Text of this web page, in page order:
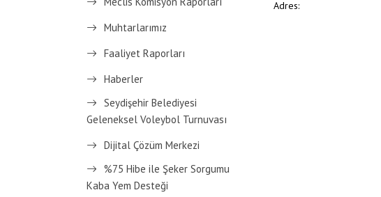
Muhtarlarımız
Faaliyet Raporları
Haberler
Seydişehir Belediyesi
Geleneksel Voleybol Turnuvası
Dijital Çözüm Merkezi
%75 Hibe ile Şeker Sorgumu
Kaba Yem Desteği
Adres: